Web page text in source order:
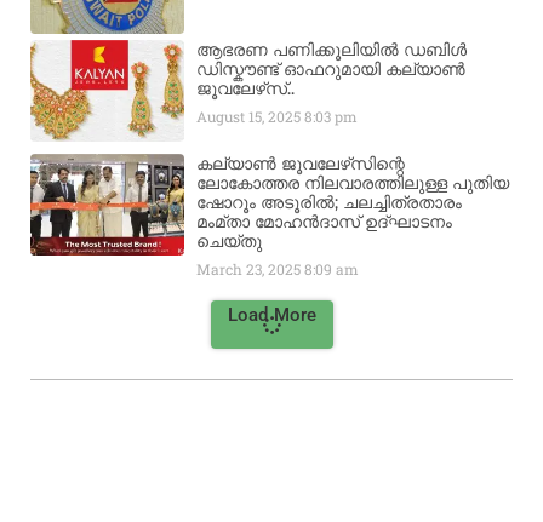
ആഭരണ പണിക്കൂലിയിൽ ഡബിൾ
ഡിസ്കൗണ്ട് ഓഫറുമായി കല്യാൺ
ജൂവലേഴ്‌സ്..
August 15, 20258:03 pm
കല്യാൺ ജൂവലേഴ്‌സിന്റെ
ലോകോത്തര നിലവാരത്തിലുള്ള പുതിയ
ഷോറൂം അടൂരിൽ; ചലച്ചിത്രതാരം
മംമ്താ മോഹൻദാസ് ഉദ്ഘാടനം
ചെയ്‌തു
March 23, 20258:09 am
Load More